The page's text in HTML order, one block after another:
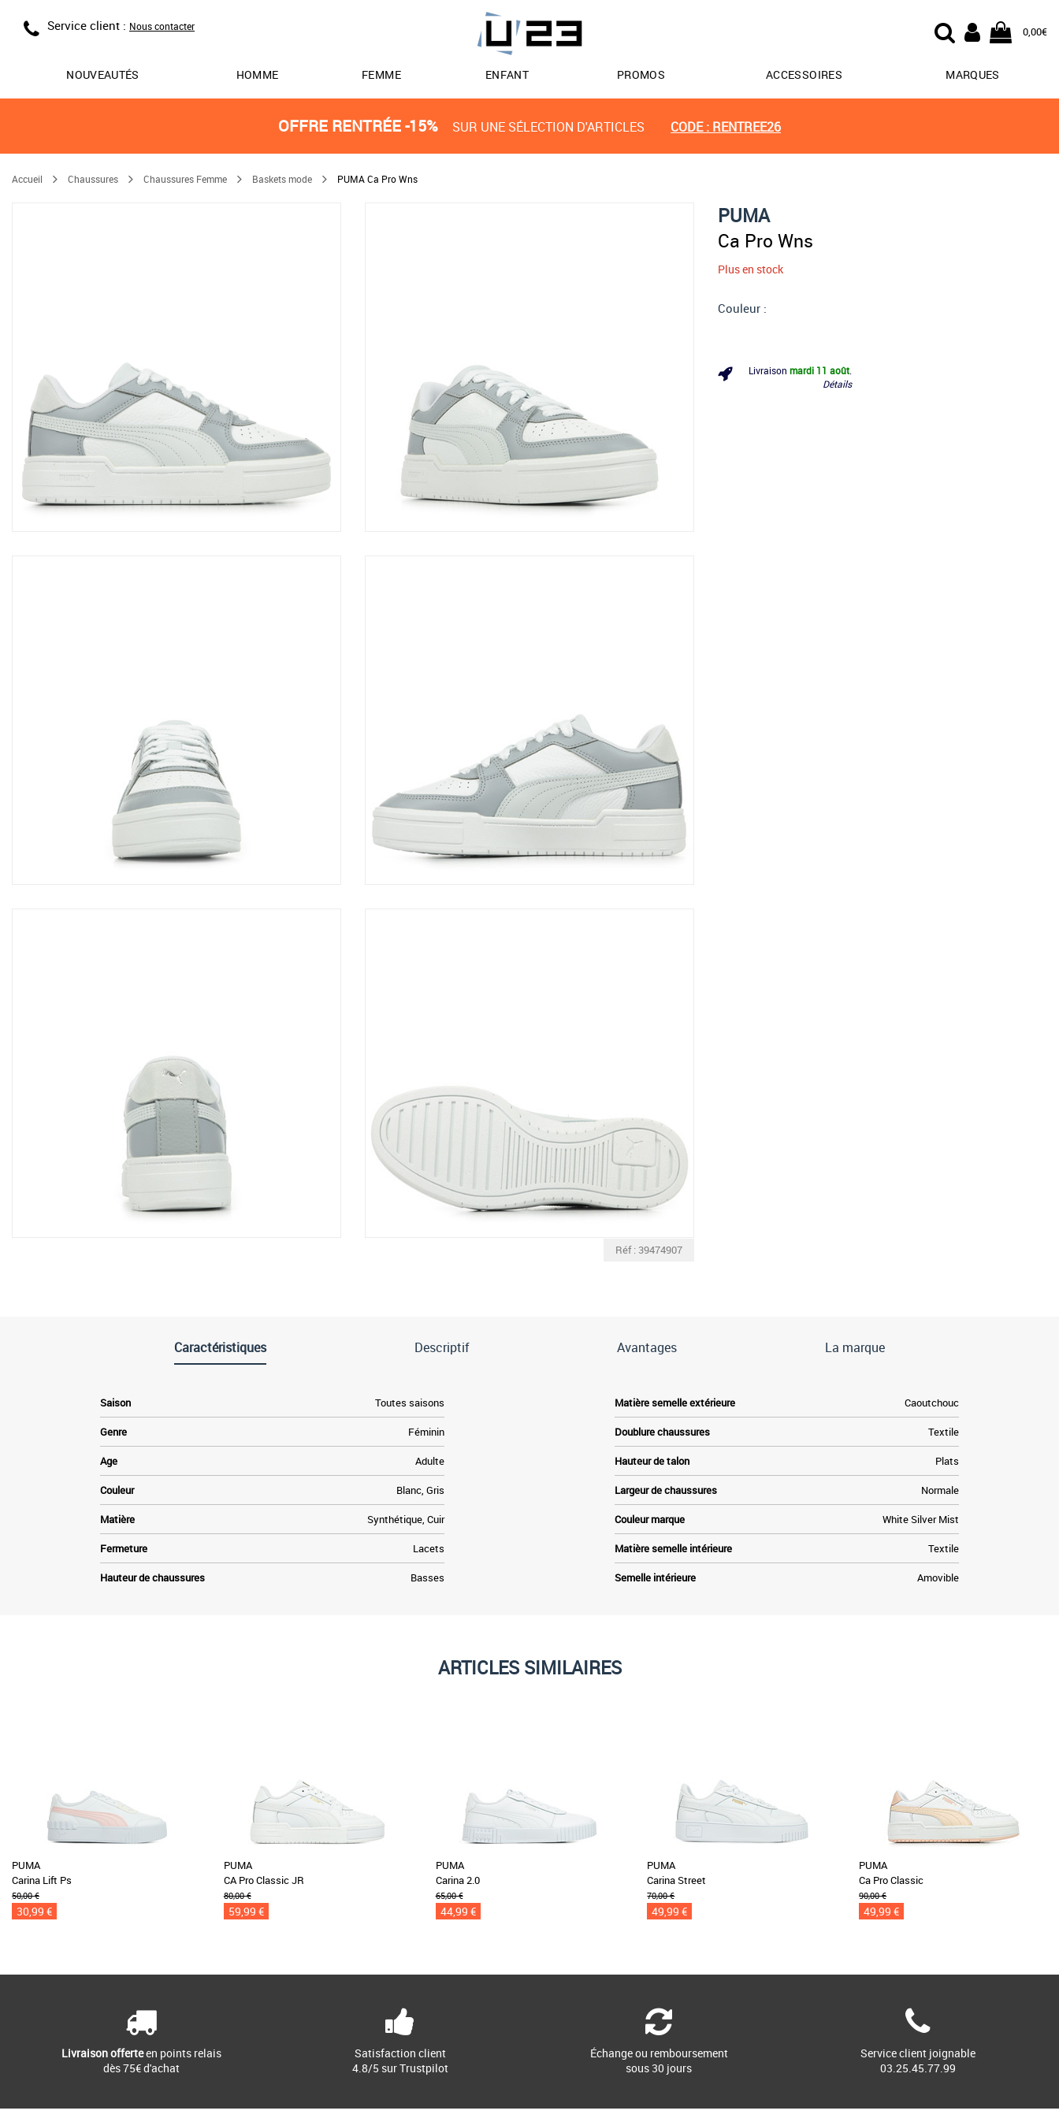
Service client : Nous contacter 0,00€
NOUVEAUTÉS HOMME FEMME ENFANT PROMOS ACCESSOIRES MARQUES
OFFRE RENTRÉE -15% SUR UNE SÉLECTION D'ARTICLES CODE : RENTREE26
Accueil Chaussures Chaussures Femme Baskets mode PUMA Ca Pro Wns
Réf : 39474907
PUMA
Ca Pro Wns
Plus en stock
Couleur :
Livraison mardi 11 août
Détails
Caractéristiques Descriptif Avantages La marque
Saison Toutes saisons
Genre Féminin
Age Adulte
Couleur Blanc, Gris
Matière Synthétique, Cuir
Fermeture Lacets
Hauteur de chaussures Basses
Matière semelle extérieure Caoutchouc
Doublure chaussures Textile
Hauteur de talon Plats
Largeur de chaussures Normale
Couleur marque White Silver Mist
Matière semelle intérieure Textile
Semelle intérieure Amovible
ARTICLES SIMILAIRES
PUMA
Carina Lift Ps
50,00 €
30,99 €
PUMA
CA Pro Classic JR
80,00 €
59,99 €
PUMA
Carina 2.0
65,00 €
44,99 €
PUMA
Carina Street
70,00 €
49,99 €
PUMA
Ca Pro Classic
90,00 €
49,99 €
Livraison offerteen points relais
dès 75€ d'achat
Satisfaction client
4.8/5 sur Trustpilot
Échange ou remboursement
sous 30 jours
Service client joignable
03.25.45.77.99